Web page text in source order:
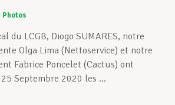
Photos
du LCGB, Diogo SUMARES, notre
Olga Lima (Nettoservice) et notre
Fabrice Poncelet (Cactus) ont
Septembre 2020 les ...